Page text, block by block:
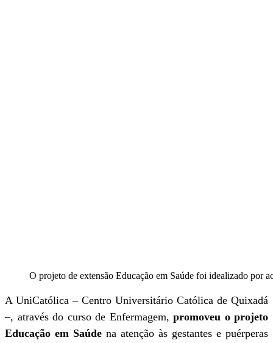
O projeto de extensão Educação em Saúde foi idealizado por
A UniCatólica – Centro Universitário Católica de Quixadá
–, através do curso de Enfermagem, promoveu o projeto
Educação em Saúde na atenção às gestantes e puérperas